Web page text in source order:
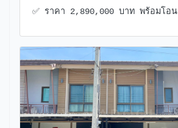
✅ ราคา 2,890,000 บาท พร้อมโอน